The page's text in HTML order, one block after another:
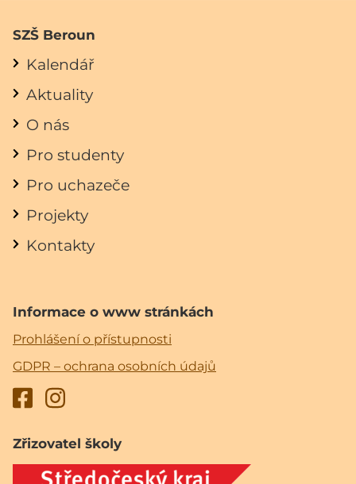
SZŠ Beroun
Kalendář
Aktuality
O nás
Pro studenty
Pro uchazeče
Projekty
Kontakty
Informace o www stránkách
Prohlášení o přístupnosti
GDPR – ochrana osobních údajů
Zřizovatel školy